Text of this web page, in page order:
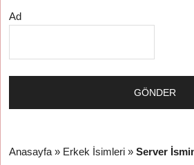
Ad
Anasayfa » Erkek İsimleri »Server